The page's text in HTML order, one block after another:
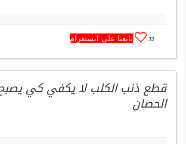
32 تابعنا على انستغرام
قطع ذنب الكلب لا يكفي كي
الحصان